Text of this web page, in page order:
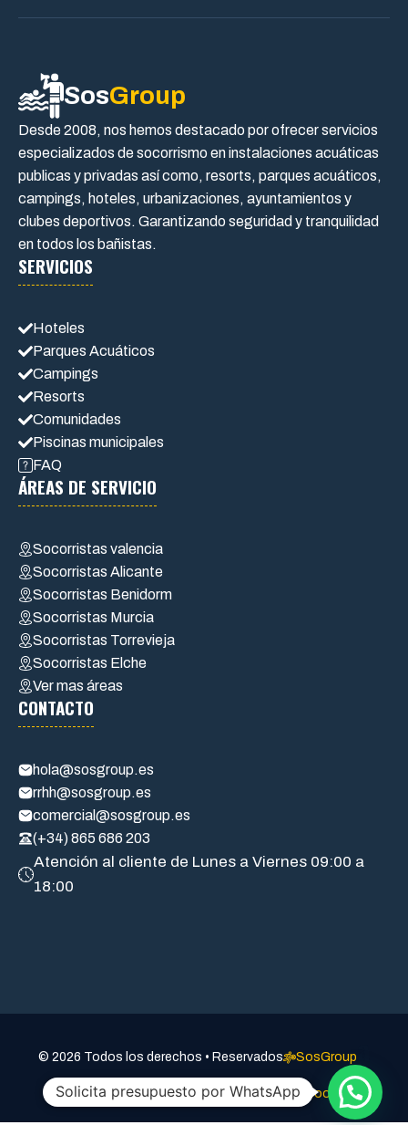
SosGroup
Desde 2008, nos hemos destacado por ofrecer servicios
especializados de socorrismo en instalaciones acuáticas
publicas y privadas así como, resorts, parques acuáticos,
campings, hoteles, urbanizaciones, ayuntamientos y
clubes deportivos. Garantizando seguridad y tranquilidad
en todos los bañistas.
SERVICIOS
Hoteles
Parques Acuáticos
Campings
Resorts
Comunidades
Piscinas municipales
FAQ
ÁREAS DE SERVICIO
Socorristas valencia
Socorristas Alicante
Socorristas Benidorm
Socorristas Murcia
Socorristas Torrevieja
Socorristas Elche
Ver mas áreas
CONTACTO
hola@sosgroup.es
rrhh@sosgroup.es
comercial@sosgroup.es
(+34) 865 686 203
Atención al cliente de Lunes a Viernes 09:00 a
18:00
© 2026 Todos los derechos • Reservados SosGroup
Aviso legalPolitica de privacidad Política de cookies
Solicita presupuesto por WhatsApp